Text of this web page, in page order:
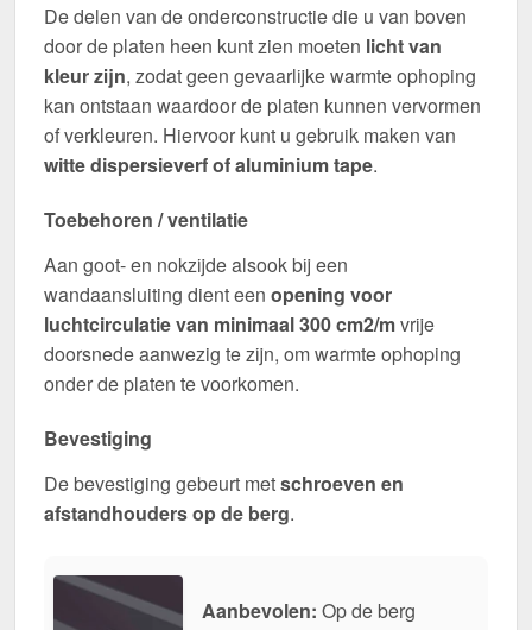
De delen van de onderconstructie die u van boven
door de platen heen kunt zien moeten licht van
kleur zijn, zodat geen gevaarlijke warmte ophoping
kan ontstaan waardoor de platen kunnen vervormen
of verkleuren. Hiervoor kunt u gebruik maken van
witte dispersieverf of aluminium tape.
Toebehoren / ventilatie
Aan goot- en nokzijde alsook bij een
wandaansluiting dient een opening voor
luchtcirculatie van minimaal 300 cm2/mvrije
doorsnede aanwezig te zijn, om warmte ophoping
onder de platen te voorkomen.
Bevestiging
De bevestiging gebeurt metschroeven en
afstandhouders op de berg.
Aanbevolen: Op de berg